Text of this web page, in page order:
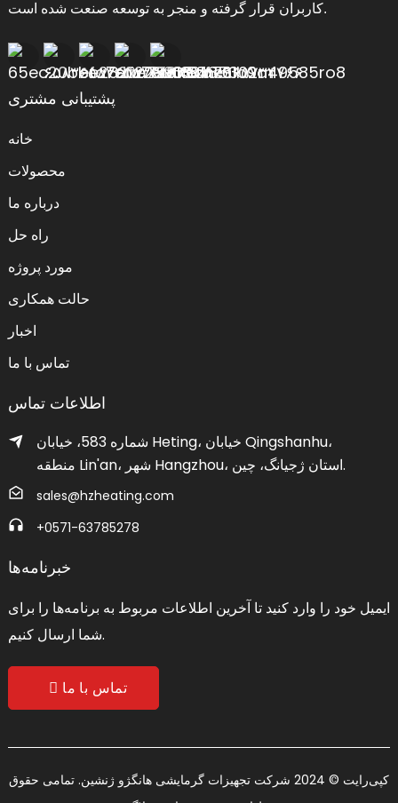
کاربران قرار گرفته و منجر به توسعه صنعت شده است.
پشتیبانی مشتری
خانه
محصولات
درباره ما
راه حل
مورد پروژه
حالت همکاری
اخبار
تماس با ما
اطلاعات تماس
شماره 583، خیابان Heting، خیابان Qingshanhu،
منطقه Lin'an، شهر Hangzhou، استان ژجیانگ، چین.
sales@hzheating.com
‎+0571-63785278‎
خبرنامه‌ها
ایمیل خود را وارد کنید تا آخرین اطلاعات مربوط به برنامه‌ها را برای
شما ارسال کنیم.
تماس با ما
کپی‌رایت © 2024 شرکت تجهیزات گرمایشی هانگژو ژنشین. تمامی حقوق